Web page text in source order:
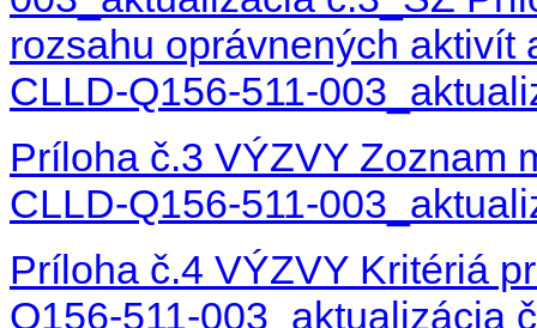
rozsahu oprávnených aktivít
CLLD-Q156-511-
Príloha č.3 VÝZVY Zoznam
CLLD-Q156-511-
Príloha č.4 VÝZVY Kritériá
Q156-511-003_aktualizácia